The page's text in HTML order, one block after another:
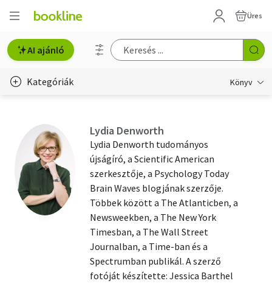
Üres
AI ajánló
Kategóriák Könyv
Erotika
Gyermek- és ifjúsági
Hobbi, szabadidő
Irodalom
Lydia Denworth
Lydia Denworth tudományos
újságíró, a Scientific American
szerkesztője, a Psychology Today
Brain Waves blogjának szerzője.
Többek között a The Atlanticben, a
Newsweekben, a The New York
Timesban, a The Wall Street
Journalban, a Time-ban és a
Spectrumban publikál. A szerző
fotóját készítette: Jessica Barthel